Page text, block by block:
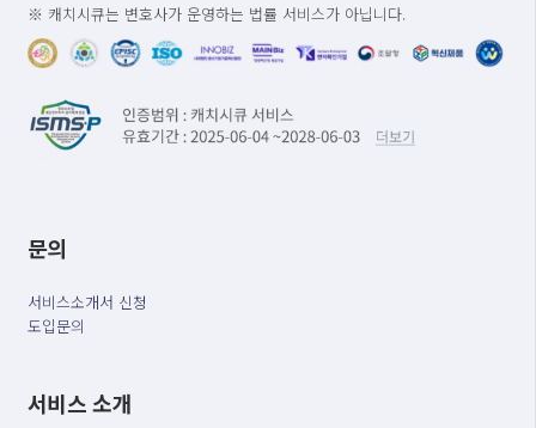
※ 캐치시큐는 변호사가 운영하는 법률 서비스가 아닙니다.
문의
서비스소개서 신청
도입문의
서비스 소개